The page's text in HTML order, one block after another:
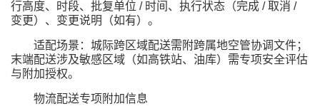
行高度、时段、批复单位 / 时间、执行状态（完成 / 取消 /
变更）、变更说明（如有）。
适配场景：城际跨区域配送需附跨属地空管协调文件；
末端配送涉及敏感区域（如高铁站、油库）需专项安全评估
与附加授权。
物流配送专项附加信息